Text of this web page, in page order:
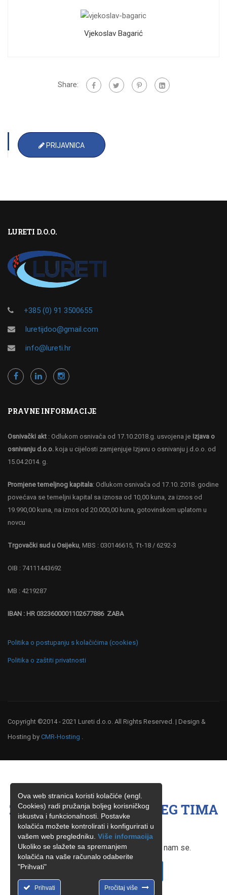
Vjekoslav Bagarić
Share:
PRIJAVNICA
LURETI D.O.O.
+385 (0) 91 3500655
luretijdoo@gmail.com
info@lureti.hr
PRAVNE INFORMACIJE
Osnivački akt : Odlukom osnivača od 17.10.2018.g. usvojena je Izjava o
osnivanju d.o.o. koja u cijelosti zamjenjuje Izjavu o osnivanju j.d.o.o. od
15.04.2014. g.
Promjene temeljnog kapitala: Odlukom osnivača od 17.10. 2018. godine
povećava se temeljni kapital sa iznosa od 10,00 kuna, za iznos od
19.990,00 kuna, na iznos od 20.000,00 kuna, gotovinskom uplatom u
novcu
Trgovački sud u Osijeku , MBS : 030146615, Tt-18 / 6292-3
OIB : 74111443692
MB : 4219287
IBAN : HR 0323600001102677886 ZABA
Politika o postupanju s kolačićima (cookies)
Politika o zaštiti privatnosti
Copyright ©2014 - 2021 Lureti d.o.o. All Rights Reserved. | Design &
Hosting by CMR-Hosting
ŽELITE BITI ČLAN NAŠEG TIMA
?
Ukoliko ste zainteresirani, obratite nam se.
Ova web stranica koristi kolačiće (engl.
Cookies) radi pružanja boljeg korisničkog
iskustva i funkcionalnosti. Postavke
kolačića možete kontrolirati i konfigurirati u
vašem web pregledniku. Više informacija
Ukoliko se slažete sa spremanjem
kolačića na vaše računalo odaberite
"Prihvati"
Prihvati Pročitaj više